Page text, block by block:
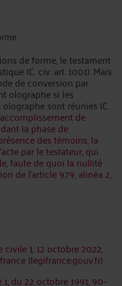
de forme, le testament
(C. civ. art. 1001). Mais
de conversion par
olographe si les
sont réunies (C.
de
la phase de
des témoins, la
par le testateur, qui
faute de quoi la nullité
de l'article 979, alinéa 2,
1, 12 octobre 2022,
(legifrance.gouv.fr)
du 22 octobre 1991, 90-